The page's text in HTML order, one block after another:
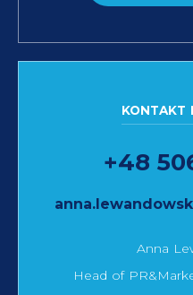
KONTAKT
+48
Anna
Head of